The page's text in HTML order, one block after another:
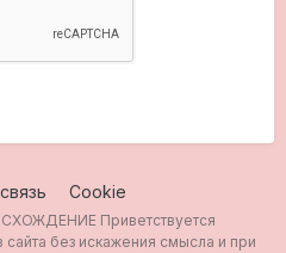
Cookie
Приветствуется
без искажения смысла и при